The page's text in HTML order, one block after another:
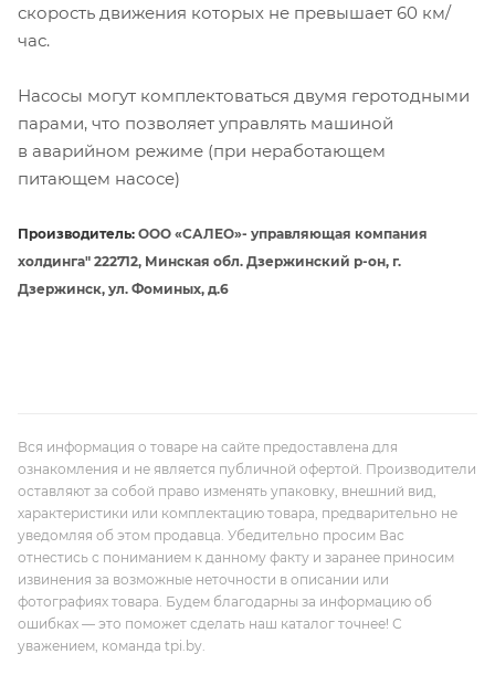
скорость движения которых не превышает 60 км/
час.
Насосы могут комплектоваться двумя геротодными
парами, что позволяет управлять машиной
в аварийном режиме (при неработающем
питающем насосе)
Производитель: ООО «САЛЕО»- управляющая компания
холдинга" 222712, Минская обл. Дзержинский р-он, г.
Дзержинск, ул. Фоминых, д.6
Вся информация о товаре на сайте предоставлена для
ознакомления и не является публичной офертой. Производители
оставляют за собой право изменять упаковку, внешний вид,
характеристики или комплектацию товара, предварительно не
уведомляя об этом продавца. Убедительно просим Вас
отнестись с пониманием к данному факту и заранее приносим
извинения за возможные неточности в описании или
фотографиях товара. Будем благодарны за информацию об
ошибках — это поможет сделать наш каталог точнее! С
уважением, команда tpi.by.